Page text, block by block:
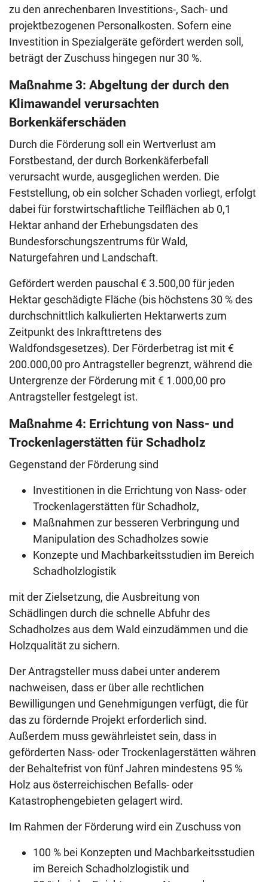
zu den anrechenbaren Investitions-, Sach- und
projektbezogenen Personalkosten. Sofern eine
Investition in Spezialgeräte gefördert werden soll,
beträgt der Zuschuss hingegen nur 30 %.
Maßnahme 3: Abgeltung der durch den
Klimawandel verursachten
Borkenkäferschäden
Durch die Förderung soll ein Wertverlust am
Forstbestand, der durch Borkenkäferbefall
verursacht wurde, ausgeglichen werden. Die
Feststellung, ob ein solcher Schaden vorliegt, erfolgt
dabei für forstwirtschaftliche Teilflächen ab 0,1
Hektar anhand der Erhebungsdaten des
Bundesforschungszentrums für Wald,
Naturgefahren und Landschaft.
Gefördert werden pauschal € 3.500,00 für jeden
Hektar geschädigte Fläche (bis höchstens 30 % des
durchschnittlich kalkulierten Hektarwerts zum
Zeitpunkt des Inkrafttretens des
Waldfondsgesetzes). Der Förderbetrag ist mit €
200.000,00 pro Antragsteller begrenzt, während die
Untergrenze der Förderung mit € 1.000,00 pro
Antragsteller festgelegt ist.
Maßnahme 4: Errichtung von Nass- und
Trockenlagerstätten für Schadholz
Gegenstand der Förderung sind
Investitionen in die Errichtung von Nass- oder
Trockenlagerstätten für Schadholz,
Maßnahmen zur besseren Verbringung und
Manipulation des Schadholzes sowie
Konzepte und Machbarkeitsstudien im Bereich
Schadholzlogistik
mit der Zielsetzung, die Ausbreitung von
Schädlingen durch die schnelle Abfuhr des
Schadholzes aus dem Wald einzudämmen und die
Holzqualität zu sichern.
Der Antragsteller muss dabei unter anderem
nachweisen, dass er über alle rechtlichen
Bewilligungen und Genehmigungen verfügt, die für
das zu fördernde Projekt erforderlich sind.
Außerdem muss gewährleistet sein, dass in
geförderten Nass- oder Trockenlagerstätten währen
der Behaltefrist von fünf Jahren mindestens 95 %
Holz aus österreichischen Befalls- oder
Katastrophengebieten gelagert wird.
Im Rahmen der Förderung wird ein Zuschuss von
100 % bei Konzepten und Machbarkeitsstudien
im Bereich Schadholzlogistik und